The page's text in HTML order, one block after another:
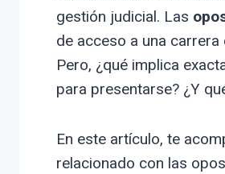
gestión judicial. Las
de acceso a una
Pero, ¿qué implica
para presentarse? ¿Y
En este artículo, te
relacionado con las